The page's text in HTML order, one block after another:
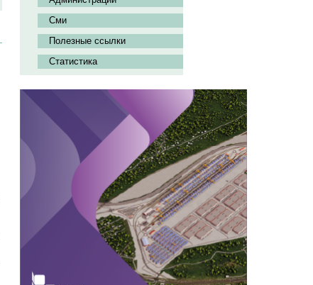
Сми
Полезные ссылки
Статистика